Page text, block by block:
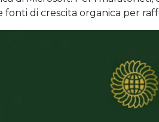
fonti di crescita organica per